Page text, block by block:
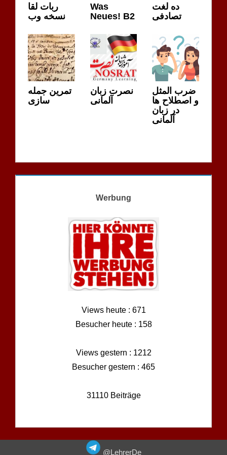
ربات لقا
نسخه وب
Was
Neues! B2
ده لغت
تصادفی
تمرین جمله
سازی
نصرت زبان
آلمانی
ضرب المثل
و اصطلاح ها
در زبان
آلمانی
Werbung
Views heute : 671
Besucher heute : 158
Views gestern : 1212
Besucher gestern : 465
31110 Beiträge
@LehrerDe